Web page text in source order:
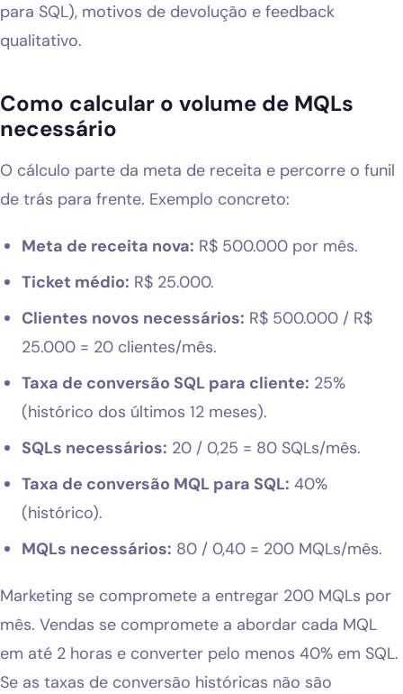
para SQL), motivos de devolução e feedback
qualitativo.
Como calcular o volume de MQLs
necessário
O cálculo parte da meta de receita e percorre o funil
de trás para frente. Exemplo concreto:
Meta de receita nova: R$ 500.000 por mês.
Ticket médio: R$ 25.000.
Clientes novos necessários: R$ 500.000 / R$
25.000 = 20 clientes/mês.
Taxa de conversão SQL para cliente: 25%
(histórico dos últimos 12 meses).
SQLs necessários: 20 / 0,25 = 80 SQLs/mês.
Taxa de conversão MQL para SQL: 40%
(histórico).
MQLs necessários: 80 / 0,40 = 200 MQLs/mês.
Marketing se compromete a entregar 200 MQLs por
mês. Vendas se compromete a abordar cada MQL
em até 2 horas e converter pelo menos 40% em SQL.
Se as taxas de conversão históricas não são